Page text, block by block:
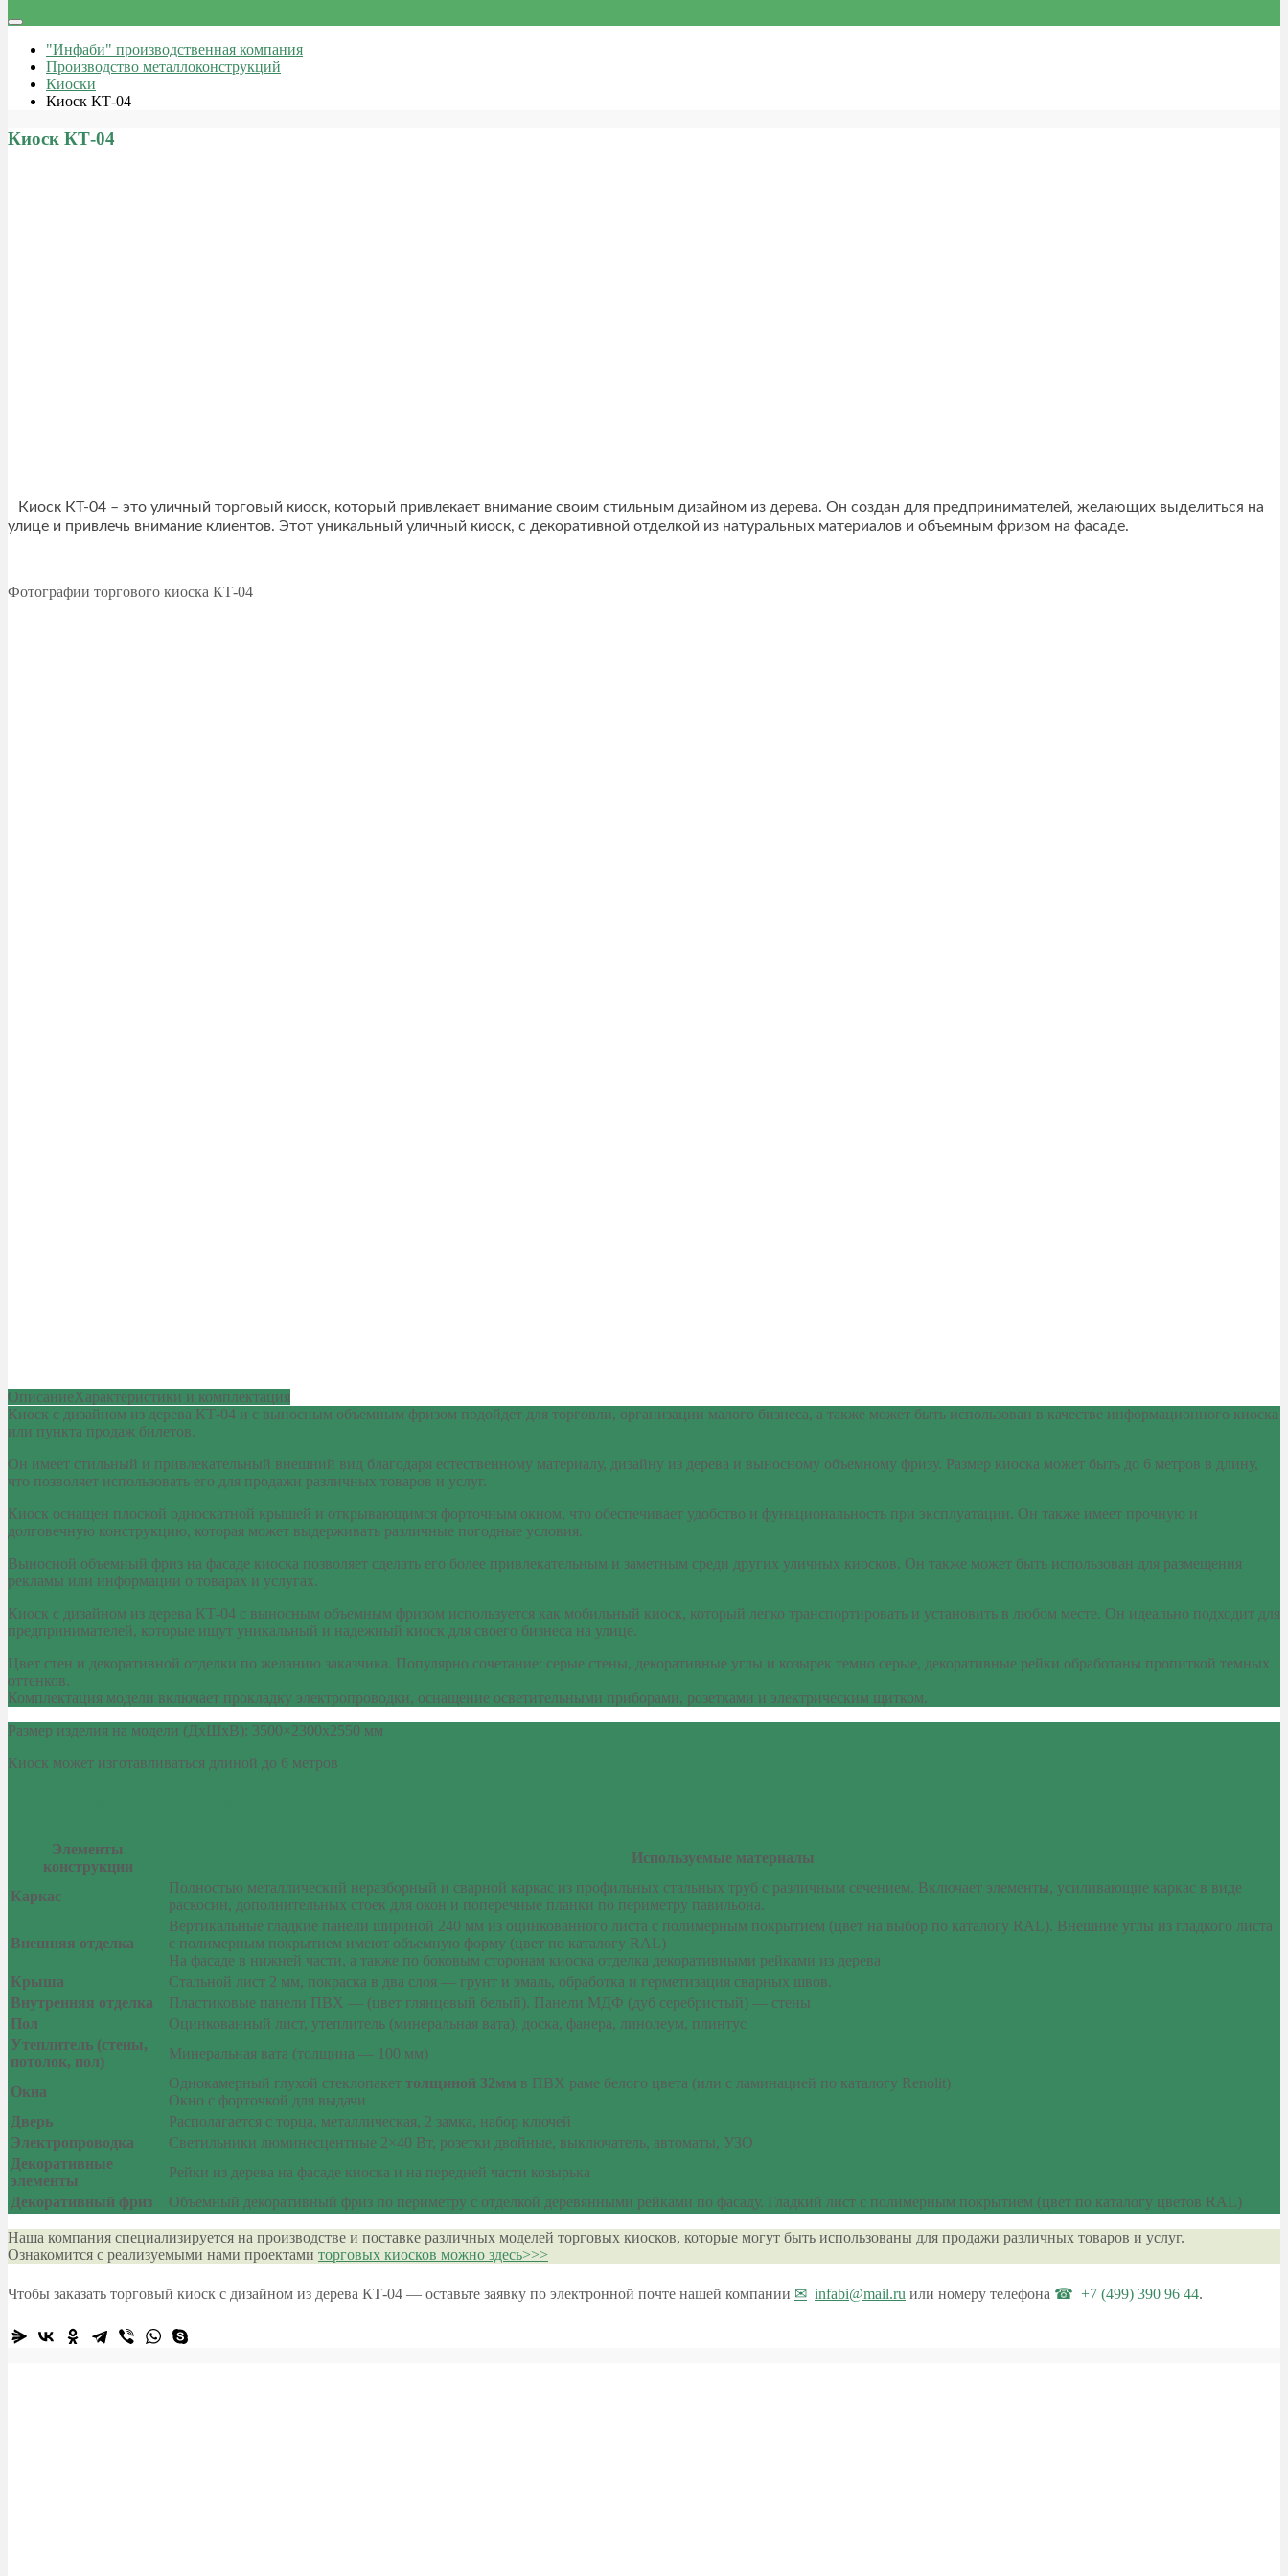
"Инфаби" производственная компания
Производство металлоконструкций
Киоски
Киоск КТ-04
Киоск КТ-04
Киоск КТ-04 – это уличный торговый киоск, который привлекает внимание своим стильным дизайном из дерева. Он создан для предпринимателей, желающих выделиться на
улице и привлечь внимание клиентов. Этот уникальный уличный киоск, с декоративной отделкой из натуральных материалов и объемным фризом на фасаде.
Фотографии торгового киоска КТ-04
ОписаниеХарактеристики и комплектация
Киоск с дизайном из дерева КТ-04 и с выносным объемным фризом подойдет для торговли, организации малого бизнеса, а также может быть использован в качестве информационного киоска
или пункта продаж билетов.
Он имеет стильный и привлекательный внешний вид благодаря естественному материалу, дизайну из дерева и выносному объемному фризу. Размер киоска может быть до 6 метров в длину,
что позволяет использовать его для продажи различных товаров и услуг.
Киоск оснащен плоской односкатной крышей и открывающимся форточным окном, что обеспечивает удобство и функциональность при эксплуатации. Он также имеет прочную и
долговечную конструкцию, которая может выдерживать различные погодные условия.
Выносной объемный фриз на фасаде киоска позволяет сделать его более привлекательным и заметным среди других уличных киосков. Он также может быть использован для размещения
рекламы или информации о товарах и услугах.
Киоск с дизайном из дерева КТ-04 с выносным объемным фризом используется как мобильный киоск, который легко транспортировать и установить в любом месте. Он идеально подходит для
предпринимателей, которые ищут уникальный и надежный киоск для своего бизнеса на улице.
Цвет стен и декоративной отделки по желанию заказчика. Популярно сочетание: серые стены, декоративные углы и козырек темно серые, декоративные рейки обработаны пропиткой темных
оттенков.
Комплектация модели включает прокладку электропроводки, оснащение осветительными приборами, розетками и электрическим щитком.
Размер изделия на модели (ДхШхВ): 3500×2300х2550 мм
Киоск может изготавливаться длиной до 6 метров
Элементы
конструкции
Используемые материалы
Каркас
Полностью металлический неразборный и сварной каркас из профильных стальных труб с различным сечением. Включает элементы, усиливающие каркас в виде
раскосин, дополнительных стоек для окон и поперечные планки по периметру павильона.
Внешняя отделка
Вертикальные гладкие панели шириной 240 мм из оцинкованного листа с полимерным покрытием (цвет на выбор по каталогу RAL). Внешние углы из гладкого листа
с полимерным покрытием имеют объемную форму (цвет по каталогу RAL)
На фасаде в нижней части, а также по боковым сторонам киоска отделка декоративными рейками из дерева
Крыша
Стальной лист 2 мм, покраска в два слоя — грунт и эмаль, обработка и герметизация сварных швов.
Внутренняя отделка
Пластиковые панели ПВХ — (цвет глянцевый белый). Панели МДФ (дуб серебристый) — стены
Пол
Оцинкованный лист, утеплитель (минеральная вата), доска, фанера, линолеум, плинтус
Утеплитель (стены,
потолок, пол)
Минеральная вата (толщина — 100 мм)
Окна
Однокамерный глухой стеклопакет толщиной 32мм в ПВХ раме белого цвета (или с ламинацией по каталогу Renolit)
Окно с форточкой для выдачи
Дверь
Располагается с торца, металлическая, 2 замка, набор ключей
Электропроводка
Светильники люминесцентные 2×40 Вт, розетки двойные, выключатель, автоматы, УЗО
Декоративные
элементы
Рейки из дерева на фасаде киоска и на передней части козырька
Декоративный фриз
Объемный декоративный фриз по периметру с отделкой деревянными рейками по фасаду. Гладкий лист с полимерным покрытием (цвет по каталогу цветов RAL)
Наша компания специализируется на производстве и поставке различных моделей торговых киосков, которые могут быть использованы для продажи различных товаров и услуг.
Ознакомится с реализуемыми нами проектами торговых киосков можно здесь>>>
Чтобы заказать торговый киоск с дизайном из дерева КТ-04 — оставьте заявку по электронной почте нашей компании infabi@mail.ru или номеру телефона +7 (499) 390 96 44.